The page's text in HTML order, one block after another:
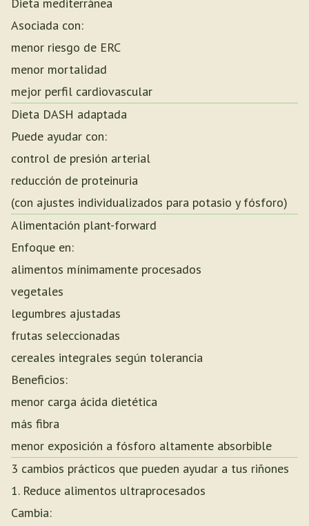
Asociada con:
menor riesgo de ERC
menor mortalidad
mejor perfil cardiovascular
Dieta DASH adaptada
Puede ayudar con:
control de presión arterial
reducción de proteinuria
(con ajustes individualizados para potasio y fósforo)
Alimentación plant-forward
Enfoque en:
alimentos mínimamente procesados
vegetales
legumbres ajustadas
frutas seleccionadas
cereales integrales según tolerancia
Beneficios:
menor carga ácida dietética
más fibra
menor exposición a fósforo altamente absorbible
3 cambios prácticos que pueden ayudar a tus riñones
1. Reduce alimentos ultraprocesados
Cambia: